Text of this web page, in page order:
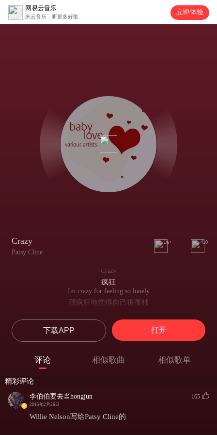
网易云音乐
来云音乐，听更多好歌
立即体验
Crazy
Patsy Cline
1w+ 410
Crazy
疯狂
Im crazy for feeling so lonely
我疯狂地觉得自己很孤独
我疯了
Crazy for feeling so blue
因为感觉如此忧郁而疯了
我知道
You leave me for somebody new
下载APP 打开
评论 相似歌曲 相似歌单
精彩评论
李伯伯要去当hongjun
2015年2月26日
165
Willie Nelson写给Patsy Cline的